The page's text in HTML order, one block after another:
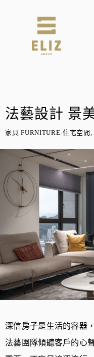
法藝設計 景
家具 FURNITURE-住宅空間,
深信房子是生活的容器
法藝團隊傾聽客戶的心